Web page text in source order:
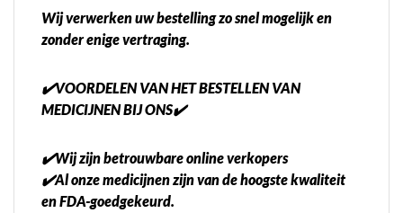
Wij verwerken uw bestelling zo snel mogelijk en
zonder enige vertraging.
✔️VOORDELEN VAN HET BESTELLEN VAN
MEDICIJNEN BIJ ONS✔️
✔️Wij zijn betrouwbare online verkopers
✔️Al onze medicijnen zijn van de hoogste kwaliteit
en FDA-goedgekeurd.